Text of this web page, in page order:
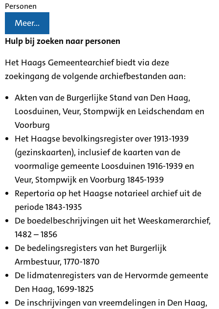
Personen
Meer...
Hulp bij zoeken naar personen
Het Haags Gemeentearchief biedt via deze
zoekingang de volgende archiefbestanden aan:
Akten van de Burgerlijke Stand van Den Haag,
Loosduinen, Veur, Stompwijk en Leidschendam en
Voorburg
Het Haagse bevolkingsregister over 1913-1939
(gezinskaarten), inclusief de kaarten van de
voormalige gemeente Loosduinen 1916-1939 en
Veur, Stompwijk en Voorburg 1845-1939
Repertoria op het Haagse notarieel archief uit de
periode 1843-1935
De boedelbeschrijvingen uit het Weeskamerarchief,
1482 – 1856
De bedelingsregisters van het Burgerlijk
Armbestuur, 1770-1870
De lidmatenregisters van de Hervormde gemeente
Den Haag, 1699-1825
De inschrijvingen van vreemdelingen in Den Haag,